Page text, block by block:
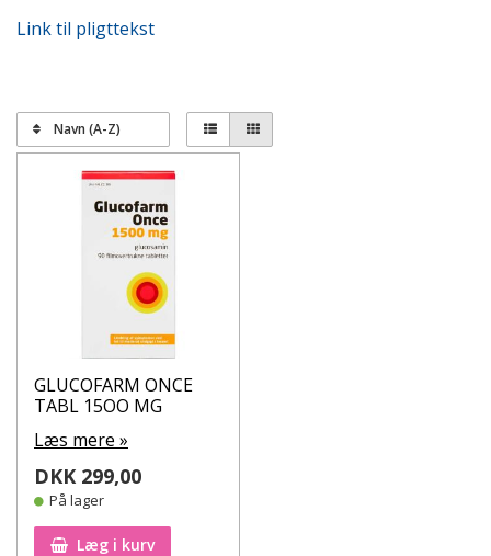
Link til pligttekst
Navn (A-Z)
GLUCOFARM ONCE
TABL 15OO MG
Læs mere »
DKK 299,00
På lager
Læg i kurv